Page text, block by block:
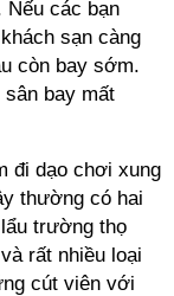
Nếu các bạn
sạn càng
còn bay sớm.
bay mất
đi dạo chơi xung
thường có hai
trường thọ
rất nhiều loại
cút viên với